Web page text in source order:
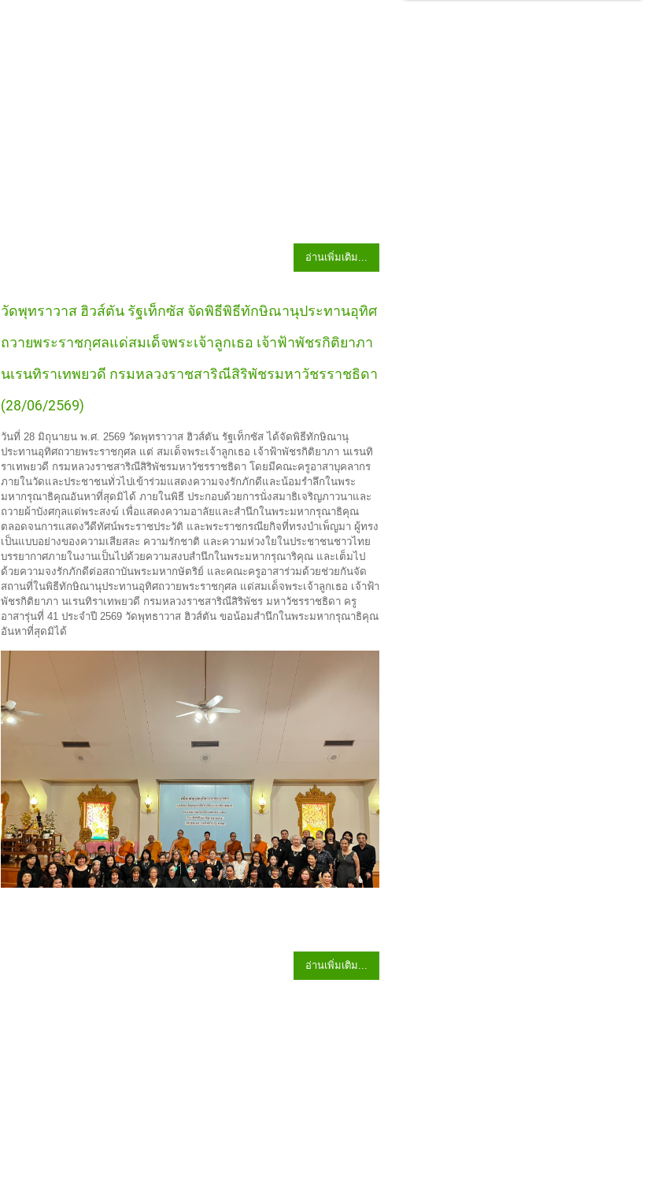
อ่านเพิ่มเติม...
วัดพุทราวาส ฮิวส์ตัน รัฐเท็กซัส จัดพิธีพิธีทักษิณานุประทานอุทิศ
ถวายพระราชกุศลแด่สมเด็จพระเจ้าลูกเธอ เจ้าฟ้าพัชรกิติยาภา
นเรนทิราเทพยวดี กรมหลวงราชสาริณีสิริพัชรมหาวัชรราชธิดา
(28/06/2569)
วันที่ 28 มิถุนายน พ.ศ. 2569 วัดพุทราวาส ฮิวส์ตัน รัฐเท็กซัส ได้จัดพิธีทักษิณานุ
ประทานอุทิศถวายพระราชกุศล แต่ สมเด็จพระเจ้าลูกเธอ เจ้าฟ้าพัชรกิติยาภา นเรนทิ
ราเทพยวดี กรมหลวงราชสาริณีสิริพัชรมหาวัชรราชธิดา โดยมีคณะครูอาสาบุคลากร
ภายในวัดและประชาชนทั่วไปเข้าร่วมแสดงความจงรักภักดีและน้อมรำลึกในพระ
มหากรุณาธิคุณอันหาที่สุดมิได้ ภายในพิธี ประกอบด้วยการนั่งสมาธิเจริญภาวนาและ
ถวายผ้าบังศกุลแด่พระสงฆ์ เพื่อแสดงความอาลัยและสำนึกในพระมหากรุณาธิคุณ
ตลอดจนการแสดงวีดีทัศน์พระราชประวัติ และพระราชกรณียกิจที่ทรงบำเพ็ญมา ผู้ทรง
เป็นแบบอย่างของความเสียสละ ความรักชาติ และความห่วงใยในประชาชนชาวไทย
บรรยากาศภายในงานเป็นไปด้วยความสงบสำนึกในพระมหากรุณาริคุณ และเต็มไป
ด้วยความจงรักภักดีต่อสถาบันพระมหากษัตริย์ และคณะครูอาสาร่วมด้วยช่วยกันจัด
สถานที่ในพิธีทักษิณานุประทานอุทิศถวายพระราชกุศล แด่สมเด็จพระเจ้าลูกเธอ เจ้าฟ้า
พัชรกิติยาภา นเรนทิราเทพยวดี กรมหลวงราชสาริณีสิริพัชร มหาวัชรราชธิดา ครู
อาสารุ่นที่ 41 ประจำปี 2569 วัดพุทธาวาส ฮิวส์ตัน ขอน้อมสำนึกในพระมหากรุณาธิคุณ
อันหาที่สุดมิได้
อ่านเพิ่มเติม...